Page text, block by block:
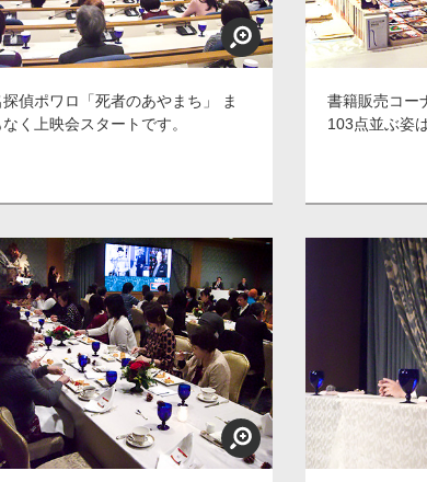
探偵ポワロ「死者のあやまち」 ま
なく上映会スタートです。
書籍販売コー
103点並ぶ姿